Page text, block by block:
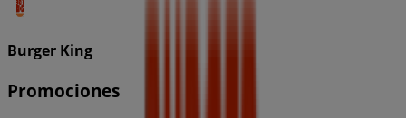
Burger King
Promociones